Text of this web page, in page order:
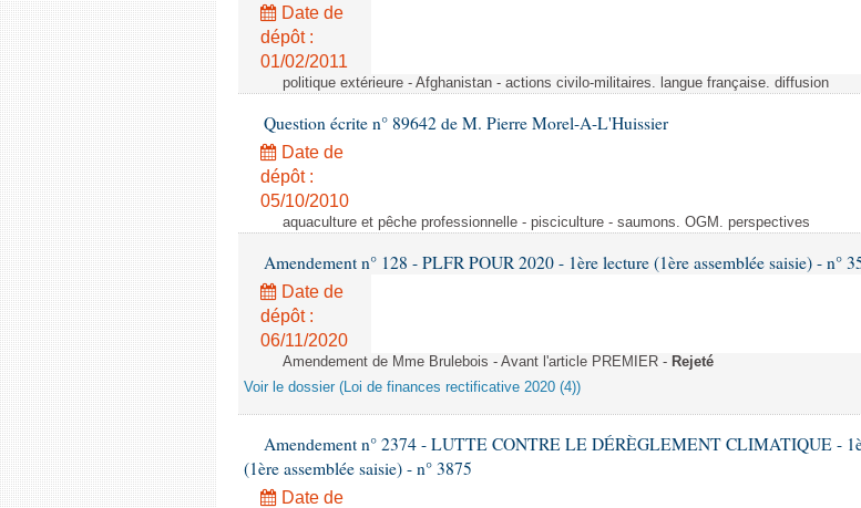
Date de
dépôt :
01/02/2011
politique extérieure - Afghanistan - actions civilo-militaires. langue française. diffusion
Question écrite n° 89642 de M. Pierre Morel-A-L'Huissier
Date de
dépôt :
05/10/2010
aquaculture et pêche professionnelle - pisciculture - saumons. OGM. perspectives
Amendement n° 128 - PLFR POUR 2020 - 1ère lecture (1ère assemblée saisie) - n°
Date de
dépôt :
06/11/2020
Amendement de Mme Brulebois - Avant l'article PREMIER - Rejeté
Voir le dossier (Loi de finances rectificative 2020 (4))
Amendement n° 2374 - LUTTE CONTRE LE DÉRÈGLEMENT CLIMATIQUE -
(1ère assemblée saisie) - n° 3875
Date de